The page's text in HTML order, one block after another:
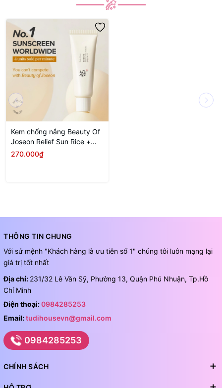
Kem chống nắng Beauty Of
Joseon Relief Sun Rice +
Probiotics 50ml
270.000₫
THÔNG TIN CHUNG
Với sứ mệnh "Khách hàng là ưu tiên số 1" chúng tôi luôn mạng lại
giá trị tốt nhất
Địa chỉ: 231/32 Lê Văn Sỹ, Phường 13, Quận Phú Nhuận, Tp.Hồ
Chí Minh
Điện thoại:0984285253
Email:tudihousevn@gmail.com
0984285253
CHÍNH SÁCH